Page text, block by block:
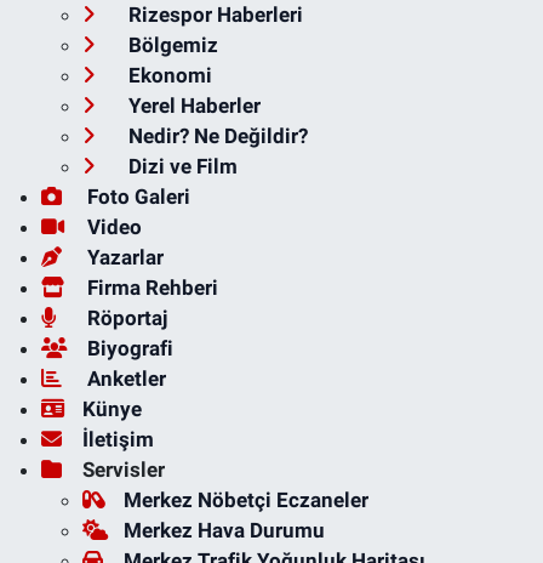
Rizespor Haberleri
Bölgemiz
Ekonomi
Yerel Haberler
Nedir? Ne Değildir?
Dizi ve Film
Foto Galeri
Video
Yazarlar
Firma Rehberi
Röportaj
Biyografi
Anketler
Künye
İletişim
Servisler
Merkez Nöbetçi Eczaneler
Merkez Hava Durumu